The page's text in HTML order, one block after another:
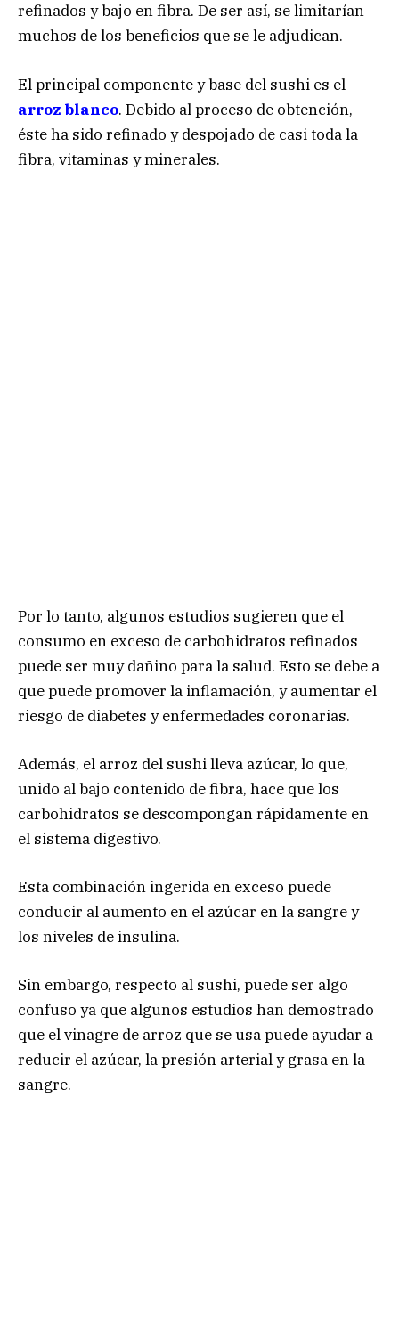
refinados y bajo en fibra. De ser así, se limitarían
muchos de los beneficios que se le adjudican.
El principal componente y base del sushi es el
arroz blanco. Debido al proceso de obtención,
éste ha sido refinado y despojado de casi toda la
fibra, vitaminas y minerales.
Por lo tanto, algunos estudios sugieren que el
consumo en exceso de carbohidratos refinados
puede ser muy dañino para la salud. Esto se debe a
que puede promover la inflamación, y aumentar el
riesgo de diabetes y enfermedades coronarias.
Además, el arroz del sushi lleva azúcar, lo que,
unido al bajo contenido de fibra, hace que los
carbohidratos se descompongan rápidamente en
el sistema digestivo.
Esta combinación ingerida en exceso puede
conducir al aumento en el azúcar en la sangre y
los niveles de insulina.
Sin embargo, respecto al sushi, puede ser algo
confuso ya que algunos estudios han demostrado
que el vinagre de arroz que se usa puede ayudar a
reducir el azúcar, la presión arterial y grasa en la
sangre.